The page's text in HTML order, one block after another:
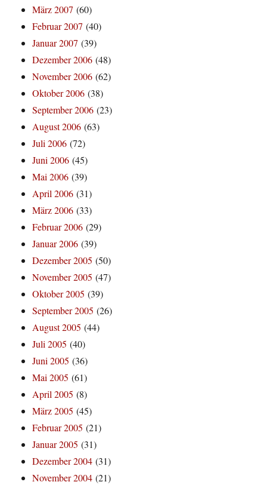
März 2007 (60)
Februar 2007 (40)
Januar 2007 (39)
Dezember 2006 (48)
November 2006 (62)
Oktober 2006 (38)
September 2006 (23)
August 2006 (63)
Juli 2006 (72)
Juni 2006 (45)
Mai 2006 (39)
April 2006 (31)
März 2006 (33)
Februar 2006 (29)
Januar 2006 (39)
Dezember 2005 (50)
November 2005 (47)
Oktober 2005 (39)
September 2005 (26)
August 2005 (44)
Juli 2005 (40)
Juni 2005 (36)
Mai 2005 (61)
April 2005 (8)
März 2005 (45)
Februar 2005 (21)
Januar 2005 (31)
Dezember 2004 (31)
November 2004 (21)